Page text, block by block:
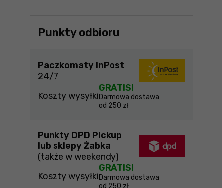
Punkty odbioru
Paczkomaty InPost
24/7
Koszty wysyłki
GRATIS!
Darmowa dostawa
od 250 zł
Punkty DPD Pickup
lub sklepy Żabka
(także w weekendy)
Koszty wysyłki
GRATIS!
Darmowa dostawa
od 250 zł